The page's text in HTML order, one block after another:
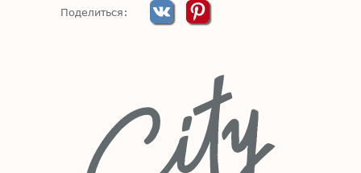
Поделиться: